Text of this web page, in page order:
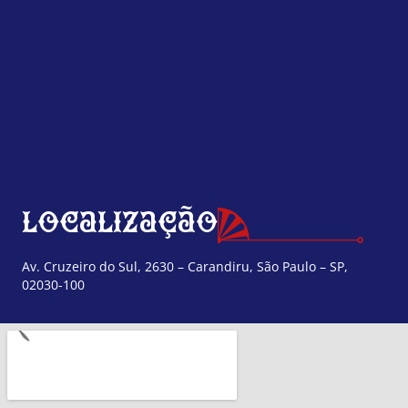
Localização
Av. Cruzeiro do Sul, 2630 – Carandiru, São Paulo – SP,
02030-100